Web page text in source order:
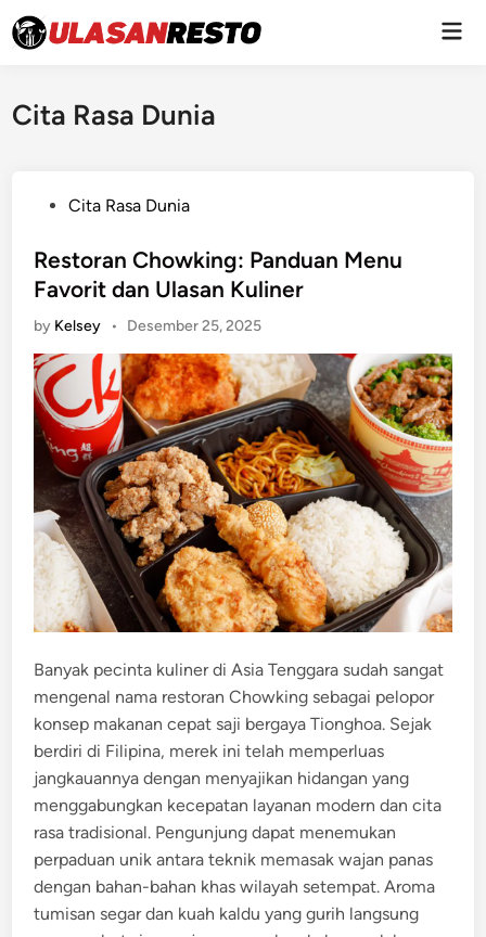
Skip
to
Cita Rasa Dunia
s
t
d
i
n
Cita Rasa Dunia
Restoran Chowking: Panduan Menu
Favorit dan Ulasan Kuliner
by Kelsey • Desember 25, 2025
Banyak pecinta kuliner di Asia Tenggara sudah sangat
mengenal nama restoran Chowking sebagai pelopor
konsep makanan cepat saji bergaya Tionghoa. Sejak
berdiri di Filipina, merek ini telah memperluas
jangkauannya dengan menyajikan hidangan yang
menggabungkan kecepatan layanan modern dan cita
rasa tradisional. Pengunjung dapat menemukan
perpaduan unik antara teknik memasak wajan panas
dengan bahan-bahan khas wilayah setempat. Aroma
tumisan segar dan kuah kaldu yang gurih langsung